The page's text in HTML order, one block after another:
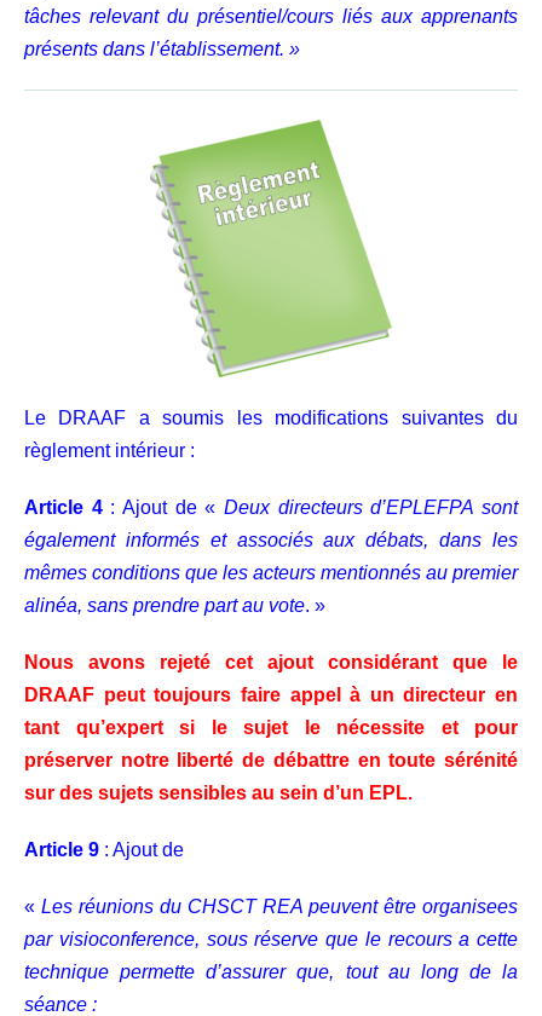
tâches relevant du présentiel/cours liés aux apprenants
présents dans l’établissement. »
Le DRAAF a soumis les modifications suivantes du
règlement intérieur :
Article 4: Ajout de «Deux directeurs d’EPLEFPA sont
également informés et associés aux débats, dans les
mêmes conditions que les acteurs mentionnés au premier
alinéa, sans prendre part au vote. »
Nous avons rejeté cet ajout considérant que le
DRAAF peut toujours faire appel à un directeur en
tant qu’expert si le sujet le nécessite et pour
préserver notre liberté de débattre en toute sérénité
sur des sujets sensibles au sein d’un EPL.
Article 9 : Ajout de
« Les réunions du CHSCT REA peuvent être organisees
par visioconference, sous réserve que le recours a cette
technique permette d’assurer que, tout au long de la
séance :